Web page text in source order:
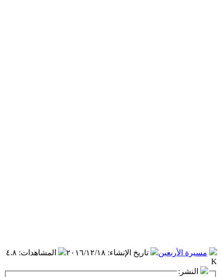
مسيرة الأربعين تاريخ الإنشاء: ٢٠١٦/١٢/١٨ المشاهدات: ٤.٨
K
النشر: